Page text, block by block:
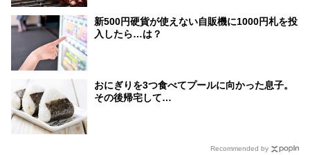
新500円硬貨が使えない自販機に1000円札を投
入したら…は？
おにぎりを3つ食べてプールに向かった息子。
その後帰宅して…
Recommended by